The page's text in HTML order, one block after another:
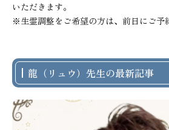
いただきます。
※生霊調整をご希望の方は、前日にご予
龍（リュウ）先生の最新記事